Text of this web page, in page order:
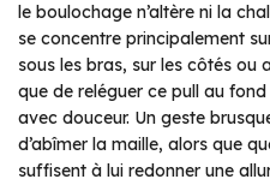
le boulochage n’altère ni la
se concentre principalement
sous les bras, sur les côtés ou
que de reléguer ce pull au
avec douceur. Un geste
d’abîmer la maille, alors que
suffisent à lui redonner une